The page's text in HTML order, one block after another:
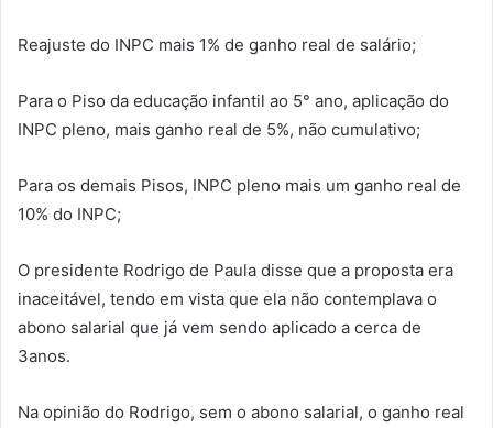
Reajuste do INPC mais 1% de ganho real de salário;
Para o Piso da educação infantil ao 5° ano, aplicação do
INPC pleno, mais ganho real de 5%, não cumulativo;
Para os demais Pisos, INPC pleno mais um ganho real de
10% do INPC;
O presidente Rodrigo de Paula disse que a proposta era
inaceitável, tendo em vista que ela não contemplava o
abono salarial que já vem sendo aplicado a cerca de
3anos.
Na opinião do Rodrigo, sem o abono salarial, o ganho real